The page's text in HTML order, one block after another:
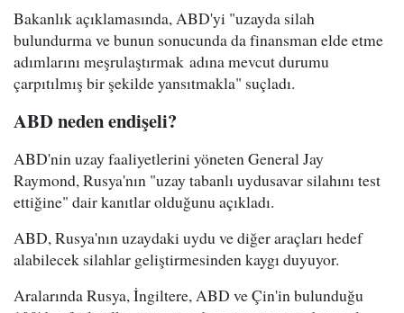
Bakanlık açıklamasında, ABD'yi "uzayda silah
bulundurma ve bunun sonucunda da finansman elde etme
adımlarını meşrulaştırmak adına mevcut durumu
çarpıtılmış bir şekilde yansıtmakla" suçladı.
ABD neden endişeli?
ABD'nin uzay faaliyetlerini yöneten General Jay
Raymond, Rusya'nın "uzay tabanlı uydusavar silahını test
ettiğine" dair kanıtlar olduğunu açıkladı.
ABD, Rusya'nın uzaydaki uydu ve diğer araçları hedef
alabilecek silahlar geliştirmesinden kaygı duyuyor.
Aralarında Rusya, İngiltere, ABD ve Çin'in bulunduğu